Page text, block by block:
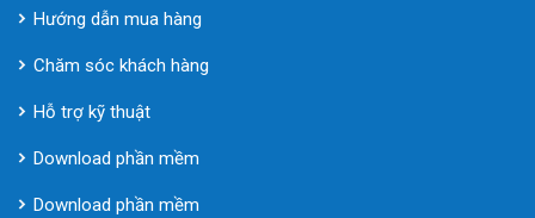
Hướng dẫn mua hàng
Chăm sóc khách hàng
Hỗ trợ kỹ thuật
Download phần mềm
Download phần mềm